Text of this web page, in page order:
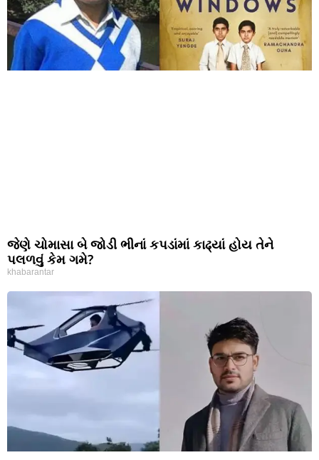
જેણે ચોમાસા બે જોડી ભીનાં કપડાંમાં કાઢ્યાં હોય તેને
પલળવું કેમ ગમે?
khabarantar